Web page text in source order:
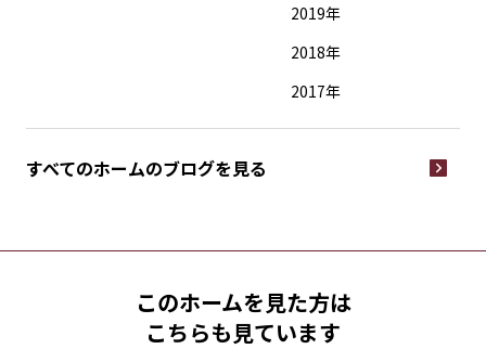
2019年
2018年
2017年
すべてのホームのブログを見る
このホームを見た方は
こちらも見ています